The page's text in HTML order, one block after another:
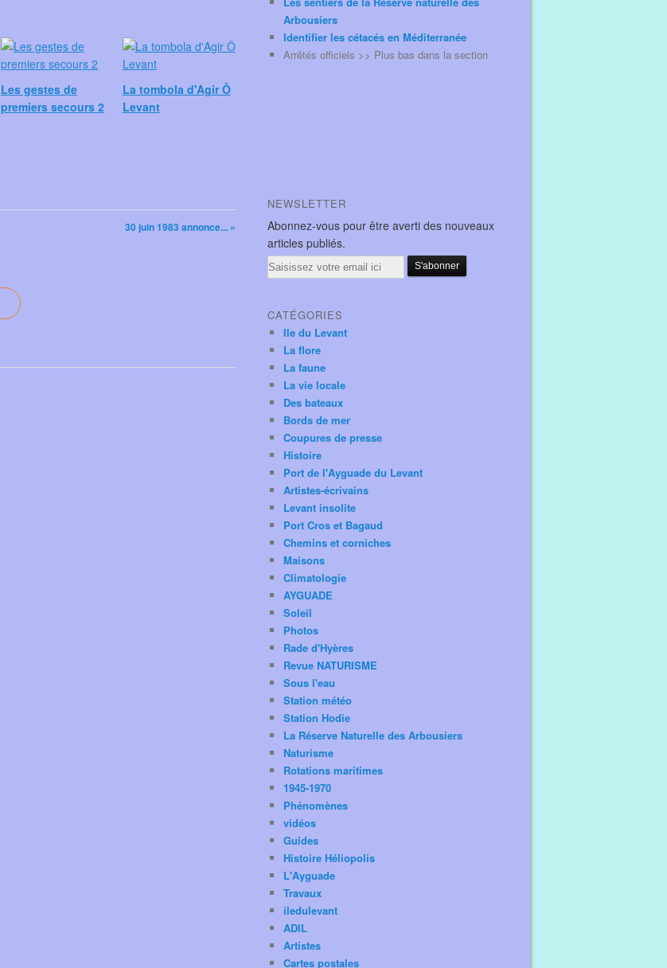
Les gestes de
premiers secours 2
La tombola d'Agir Ô
Levant
30 juin 1983 annonce... »
Arbousiers
Identifier les cétacés en Méditerranée
Arrêtés officiels >> Plus bas dans la section
NEWSLETTER
Abonnez-vous pour être averti des nouveaux
articles publiés.
Email
CATÉGORIES
Ile du Levant
La flore
La faune
La vie locale
Des bateaux
Bords de mer
Coupures de presse
Histoire
Port de l'Ayguade du Levant
Artistes-écrivains
Levant insolite
Port Cros et Bagaud
Chemins et corniches
Maisons
Climatologie
AYGUADE
Soleil
Photos
Rade d'Hyères
Revue NATURISME
Sous l'eau
Station météo
Station Hodie
La Réserve Naturelle des Arbousiers
Naturisme
Rotations maritimes
1945-1970
Phénomènes
vidéos
Guides
Histoire Héliopolis
L'Ayguade
Travaux
iledulevant
ADIL
Artistes
Cartes postales